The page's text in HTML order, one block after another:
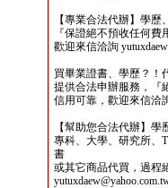
【專業合法代辦】學
『保證絕不預收任何
歡迎來信洽詢
買畢業證書、學歷？！
提供合法申辦服務，『
信用可靠，歡迎來信洽
【幫助您合法代辦】
專科、大學、研究所、
書
或其它商品代買，過程